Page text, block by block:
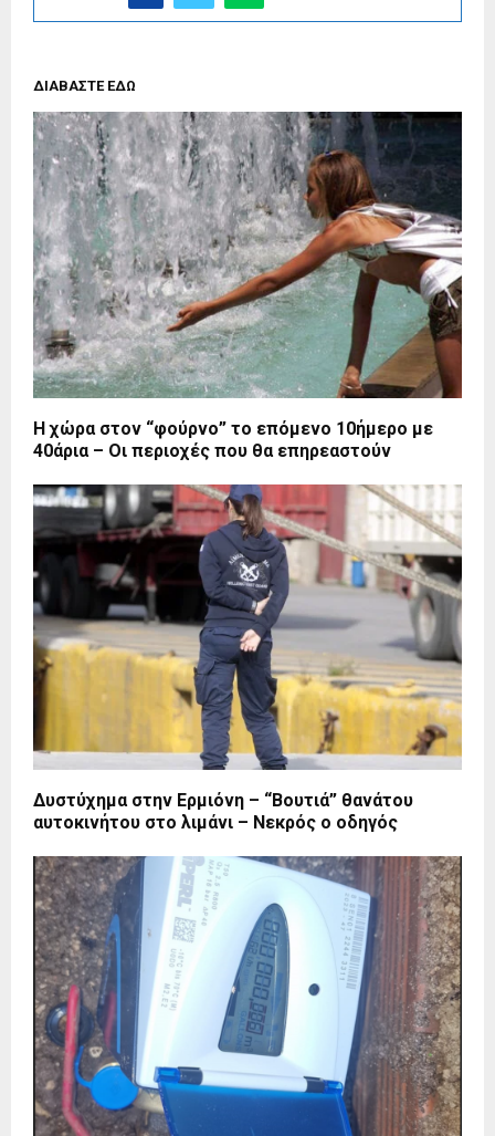
ΔΙΑΒΑΣΤΕ ΕΔΩ
Η χώρα στον “φούρνο” το επόμενο 10ήμερο με
40άρια – Οι περιοχές που θα επηρεαστούν
Δυστύχημα στην Ερμιόνη – “Βουτιά” θανάτου
αυτοκινήτου στο λιμάνι – Νεκρός ο οδηγός